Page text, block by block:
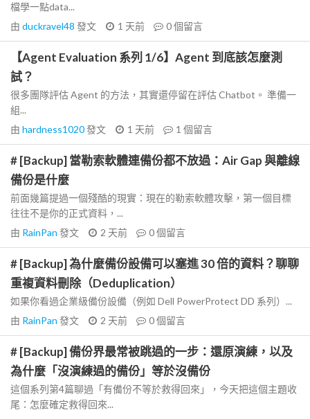
檔學一點data...
由 duckravel48 發文 1 天前 0個留言
【Agent Evaluation 系列 1/6】Agent 到底該怎麼測
試？
很多團隊評估 Agent 的方法，其實還停留在評估 Chatbot。 準備一
組...
由 hardness1020發文 1 天前 1 個留言
# [Backup] 當勒索軟體連備份都不放過：Air Gap 與離線
備份是什麼
前面幾篇提過一個殘酷的現實：現在的勒索軟體攻擊，第一個目標
往往不是你的正式資料，...
由 RainPan 發文 2 天前 0個留言
# [Backup] 為什麼備份設備可以塞進 30 倍的資料？聊聊
重複資料刪除（Deduplication）
如果你看過企業級備份設備（例如 Dell PowerProtect DD 系列）...
由 RainPan 發文 2 天前 0個留言
# [Backup] 備份界最常被跳過的一步：還原演練，以及
為什麼「沒演練過的備份」等於沒備份
這個系列第4篇聊過「有備份不等於救得回來」，今天把這個主題收
尾：怎麼確定救得回來...